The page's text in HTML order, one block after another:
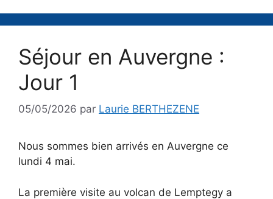
Séjour en Auvergne :
Jour 1
05/05/2026 par Laurie BERTHEZENE
Nous sommes bien arrivés en Auvergne ce
lundi 4 mai.
La première visite au volcan de Lemptegy a